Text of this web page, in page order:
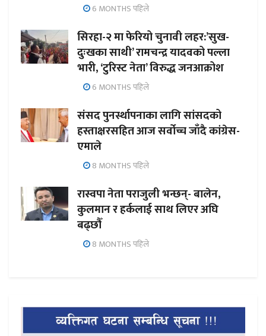
6 MONTHS पहिले
सिरहा-२ मा फेरियो चुनावी लहर:’सुख-
दुःखका साथी’ रामचन्द्र यादवको पल्ला
भारी, ‘टुरिस्ट नेता’ विरुद्ध जनआक्रोश
6 MONTHS पहिले
संसद पुनर्स्थापनाका लागि सांसदको
हस्ताक्षरसहित आज सर्वोच्च जाँदै कांग्रेस-
एमाले
8 MONTHS पहिले
रास्वपा नेता पराजुली भन्छन्- बालेन,
कुलमान र हर्कलाई साथ लिएर अघि
बढ्छौँ
8 MONTHS पहिले